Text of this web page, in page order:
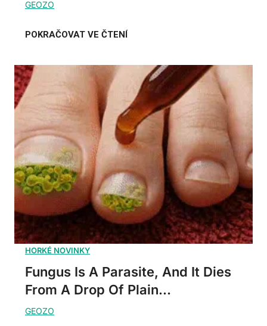
Fungus Is A Parasite, And It Dies
From A Drop Of Plain...